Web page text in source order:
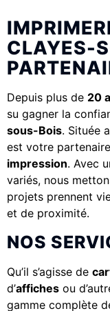
CLAYES-
Depuis plus de 20
su gagner la
sous-Bois. Située
est votre
impression. Avec
variés, nous
projets prennent
et de proximité.
NOS
Qu’il s’agisse de
d’affiches ou
gamme complète